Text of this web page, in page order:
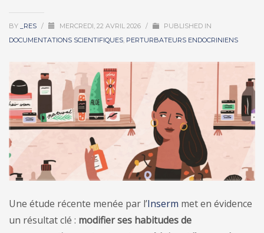
BY _RES / MERCREDI, 22 AVRIL 2026 /
PUBLISHED IN
DOCUMENTATIONS SCIENTIFIQUES, PERTURBATEURS ENDOCRINIENS
Une étude récente menée par l’Inserm met en évidence
un résultat clé : modifier ses habitudes de